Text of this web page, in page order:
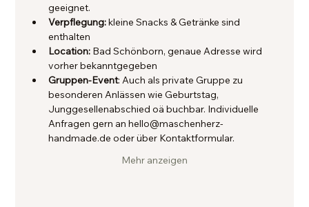
geeignet.
Verpflegung: kleine Snacks & Getränke sind
enthalten
Location: Bad Schönborn, genaue Adresse wird
vorher bekanntgegeben
Gruppen-Event: Auch als private Gruppe zu
besonderen Anlässen wie Geburtstag,
Junggesellenabschied oä buchbar. Individuelle
Anfragen gern an hello@maschenherz-
handmade.de oder über Kontaktformular.
Mehr anzeigen